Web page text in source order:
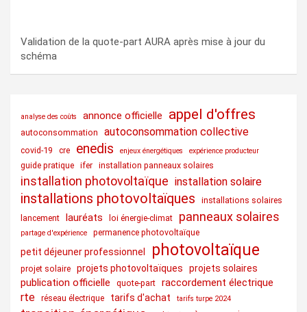
Validation de la quote-part AURA après mise à jour du
schéma
analyse des coûts annonce officielle appel d'offres
autoconsommation autoconsommation collective
covid-19 cre enedis enjeux énergétiques expérience producteur
guide pratique ifer installation panneaux solaires
installation photovoltaïque installation solaire
installations photovoltaïques
installations solaires
lancement lauréats loi énergie-climat panneaux solaires
partage d'expérience permanence photovoltaïque
petit déjeuner professionnel photovoltaïque
projet solaire projets photovoltaïques projets solaires
publication officielle quote-part raccordement électrique
rte réseau électrique tarifs d'achat tarifs turpe 2024